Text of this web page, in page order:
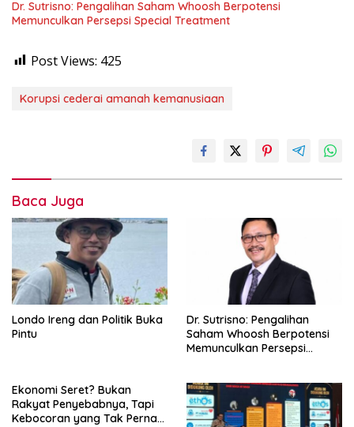
Dr. Sutrisno: Pengalihan Saham Whoosh Berpotensi
Memunculkan Persepsi Special Treatment
Post Views: 425
Korupsi cederai amanah kemanusiaan
Baca Juga
Londo Ireng dan Politik Buka
Pintu
Dr. Sutrisno: Pengalihan
Saham Whoosh Berpotensi
Memunculkan Persepsi
Ekonomi Seret? Bukan
Rakyat Penyebabnya, Tapi
Kebocoran yang Tak Pernah